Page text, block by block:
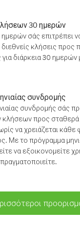
30 ημερών
σάς επιτρέπει
κλήσεις προς
διάρκεια 30 ημερών
συνδρομής
συνδρομής σάς
κλήσεων προς σταθερά
να χρειάζεται
Με το πρόγραμμα
να εξοικονομείτε